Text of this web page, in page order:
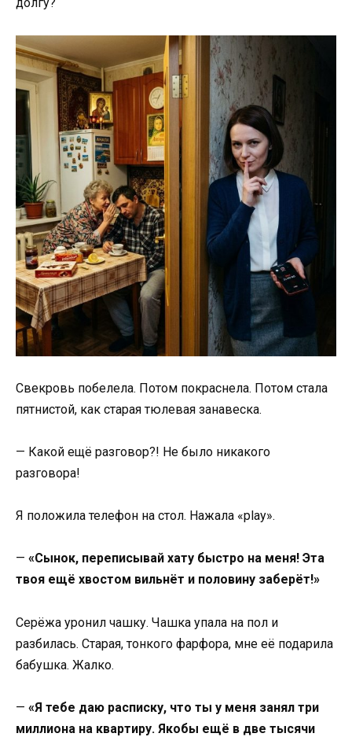
долгу?
Свекровь побелела. Потом покраснела. Потом стала
пятнистой, как старая тюлевая занавеска.
— Какой ещё разговор?! Не было никакого
разговора!
Я положила телефон на стол. Нажала «play».
— «Сынок, переписывай хату быстро на меня! Эта
твоя ещё хвостом вильнёт и половину заберёт!»
Серёжа уронил чашку. Чашка упала на пол и
разбилась. Старая, тонкого фарфора, мне её подарила
бабушка. Жалко.
— «Я тебе даю расписку, что ты у меня занял три
миллиона на квартиру. Якобы ещё в две тысячи